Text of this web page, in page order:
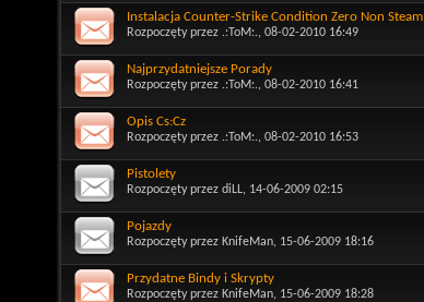
Instalacja Counter-Strike Condition Zero Non Steam
Rozpoczęty przez .:ToM:., 08-02-2010 16:49
Najprzydatniejsze Porady
Rozpoczęty przez .:ToM:., 08-02-2010 16:41
Opis Cs:Cz
Rozpoczęty przez .:ToM:., 08-02-2010 16:53
Pistolety
Rozpoczęty przez diLL, 14-06-2009 02:15
Pojazdy
Rozpoczęty przez KnifeMan, 15-06-2009 18:16
Przydatne Bindy i Skrypty
Rozpoczęty przez KnifeMan, 15-06-2009 18:28